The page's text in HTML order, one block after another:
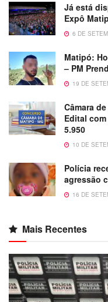
Já está
Expô
6 DE
Matipó:
– PM
19 DE
Câmara
Edital
5.950
10 DE
Polícia
agressão
16 DE
Mais Recentes